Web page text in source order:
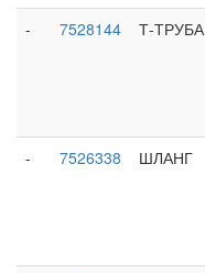
-
7528144 Т-ТРУБА
-
7526338 ШЛАНГ